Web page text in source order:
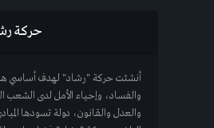
حركة
أنشئت حركة "رشاد" لهدف أساسي هو
والفساد، وإحياء الأمل لدى الشعب
والعدل والقانون، دولة تسودها